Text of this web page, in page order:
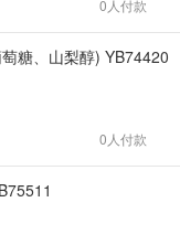
0 人付款
梨醇) YB74420
0 人付款